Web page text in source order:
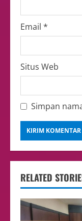
Email *
Situs Web
Simpan
RELATED